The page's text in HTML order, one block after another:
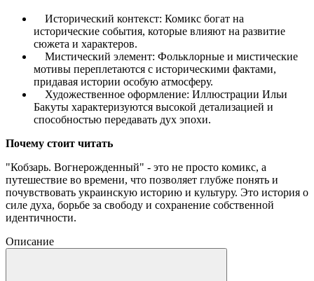
Исторический контекст: Комикс богат на
исторические события, которые влияют на развитие
сюжета и характеров.
Мистический элемент: Фольклорные и мистические
мотивы переплетаются с историческими фактами,
придавая истории особую атмосферу.
Художественное оформление: Иллюстрации Ильи
Бакуты характеризуются высокой детализацией и
способностью передавать дух эпохи.
Почему стоит читать
"Кобзарь. Вогнерожденный" - это не просто комикс, а
путешествие во времени, что позволяет глубже понять и
почувствовать украинскую историю и культуру. Это история о
силе духа, борьбе за свободу и сохранение собственной
идентичности.
Описание